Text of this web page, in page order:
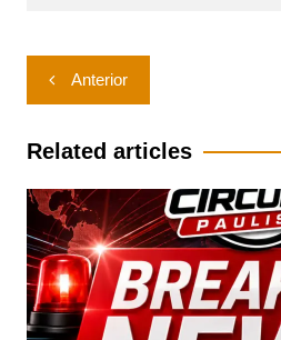
Navegação
de
Post
Anterior
Related articles